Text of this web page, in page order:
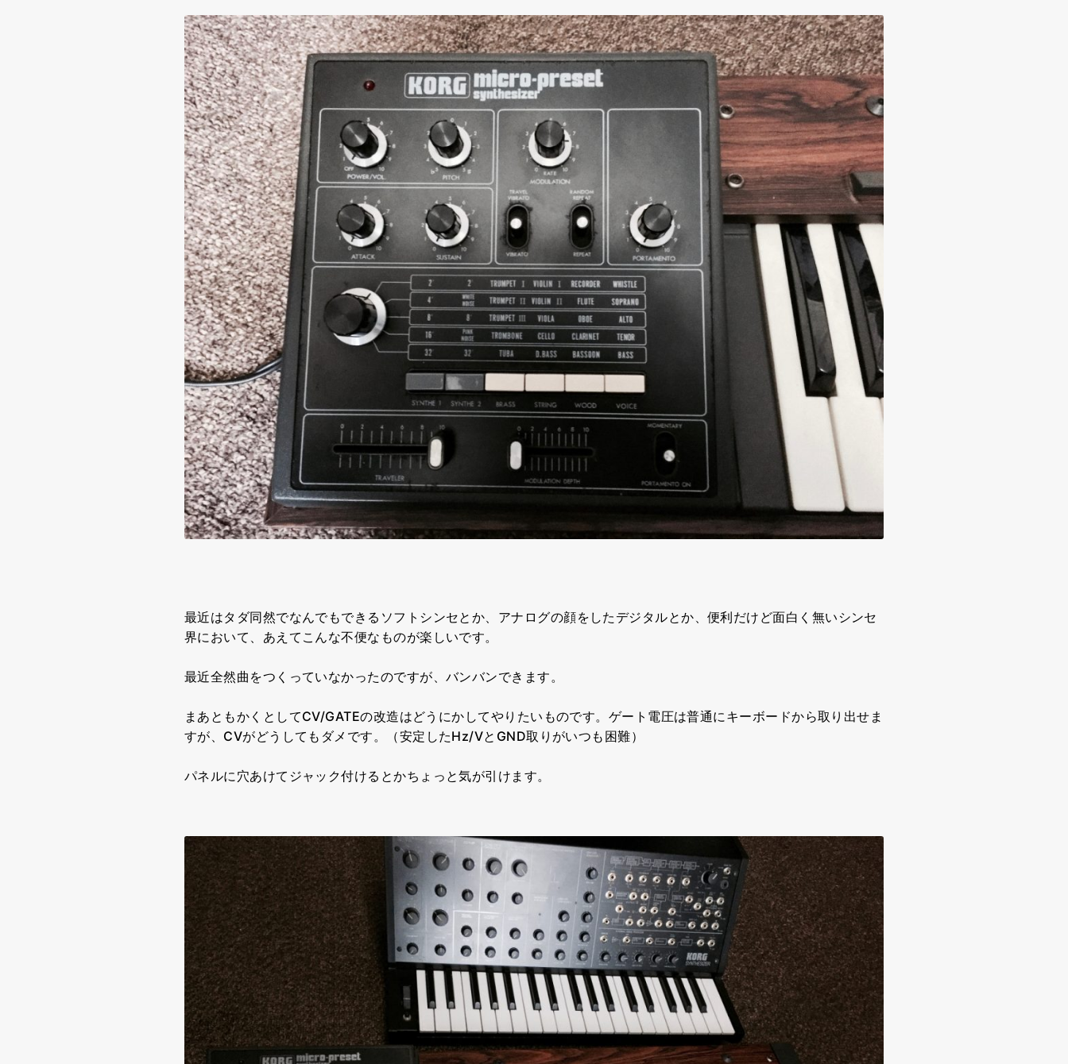
最近はタダ同然でなんでもできるソフトシンセとか、アナログの顔をしたデジタルとか、便利だけど面白く無いシンセ
界において、あえてこんな不便なものが楽しいです。
最近全然曲をつくっていなかったのですが、バンバンできます。
まあともかくとしてCV/GATEの改造はどうにかしてやりたいものです。ゲート電圧は普通にキーボードから取り出せま
すが、CVがどうしてもダメです。（安定したHz/VとGND取りがいつも困難）
パネルに穴あけてジャック付けるとかちょっと気が引けます。